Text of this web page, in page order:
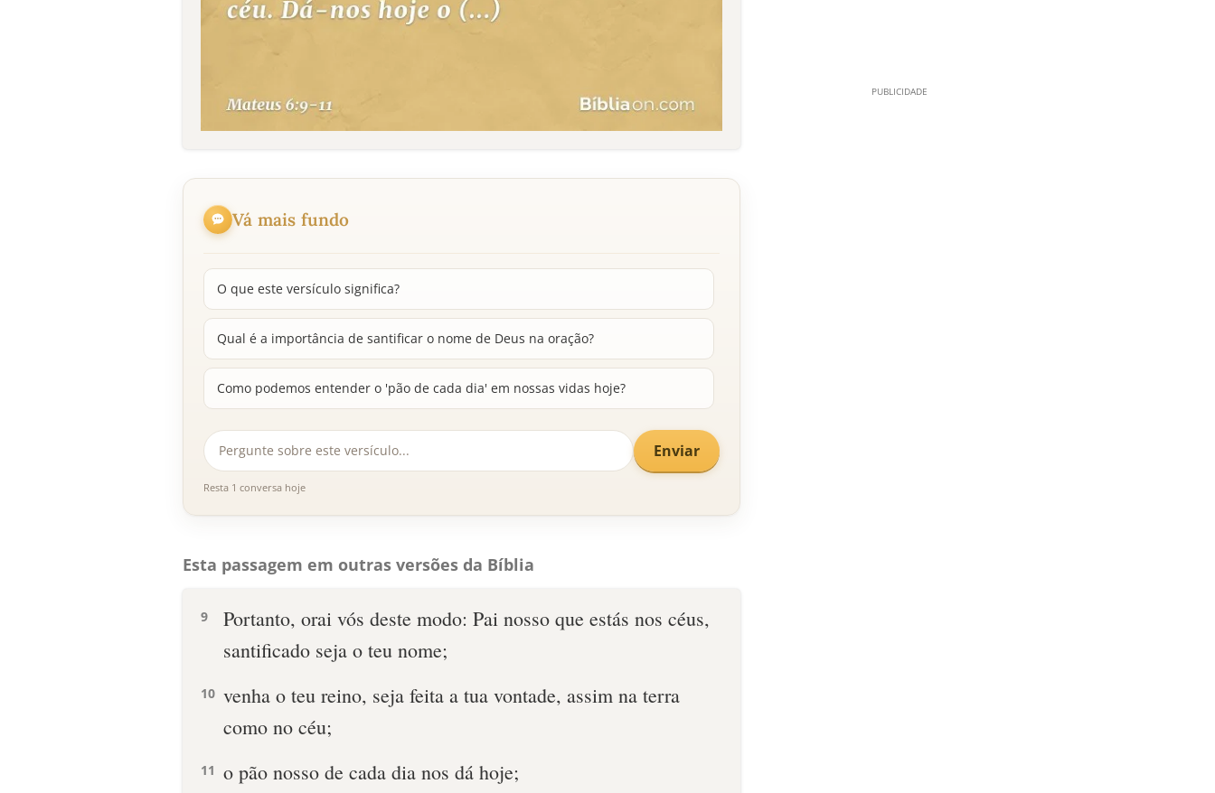
Vá mais fundo
O que este versículo significa?
Qual é a importância de santificar o nome de Deus na oração?
Como podemos entender o 'pão de cada dia' em nossas vidas hoje?
Enviar
Resta 1 conversa hoje
Esta passagem em outras versões da Bíblia
9
Portanto, orai vós deste modo: Pai nosso que estás nos céus,
santificado seja o teu nome;
10 venha o teu reino, seja feita a tua vontade, assim na terra
como no céu;
11 o pão nosso de cada dia nos dá hoje;